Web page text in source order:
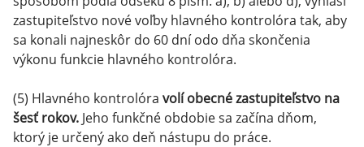
zastupiteľstvo nové voľby hlavného kontrolóra tak, aby
sa konali najneskôr do 60 dní odo dňa skončenia
výkonu funkcie hlavného kontrolóra.
(5) Hlavného kontrolóra volí obecné zastupiteľstvo na
šesť rokov. Jeho funkčné obdobie sa začína dňom,
ktorý je určený ako deň nástupu do práce.